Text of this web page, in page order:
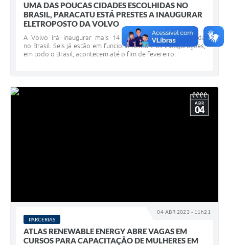
UMA DAS POUCAS CIDADES ESCOLHIDAS NO
BRASIL, PARACATU ESTÁ PRESTES A INAUGURAR
ELETROPOSTO DA VOLVO
A Volvo irá inaugurar mais 14 pontos de recarga rápida
no Brasil. Seis já estão em funcionamento e as inaugurações,
em todo o Brasil, acontecem até o fim de fevereiro.
04 ABR 2023 - 11h21
ABR
04
PARCERIAS
ATLAS RENEWABLE ENERGY ABRE VAGAS EM
CURSOS PARA CAPACITAÇÃO DE MULHERES EM